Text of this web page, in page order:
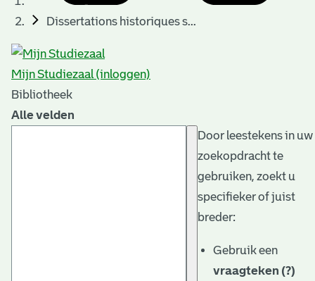
Dissertations historiques s...
Mijn Studiezaal (inloggen)
Bibliotheek
Alle velden
Door leestekens in uw
zoekopdracht te
gebruiken, zoekt u
specifieker of juist
breder:
Gebruik een
vraagteken (?)